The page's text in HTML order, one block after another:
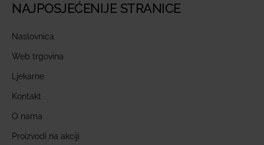
NAJPOSJEĆENIJE STRANICE
Naslovnica
Web trgovina
Ljekarne
Kontakt
O nama
Proizvodi na akciji